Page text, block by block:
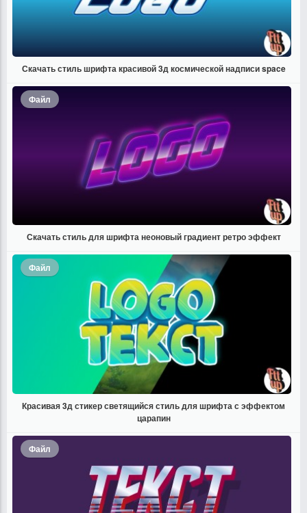
Скачать стиль шрифта красивой 3д космической надписи space
Файл
Скачать стиль для шрифта неоновый градиент ретро эффект
Файл
Красивая 3д стикер светящийся стиль для шрифта с эффектом
царапин
Файл